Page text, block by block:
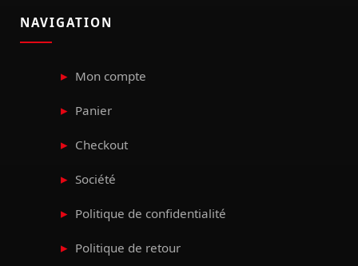
NAVIGATION
Mon compte
Panier
Checkout
Société
Politique de confidentialité
Politique de retour